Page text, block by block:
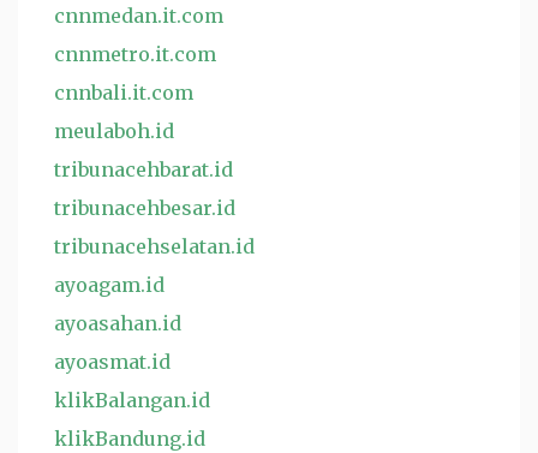
cnnmedan.it.com
cnnmetro.it.com
cnnbali.it.com
meulaboh.id
tribunacehbarat.id
tribunacehbesar.id
tribunacehselatan.id
ayoagam.id
ayoasahan.id
ayoasmat.id
klikBalangan.id
klikBandung.id